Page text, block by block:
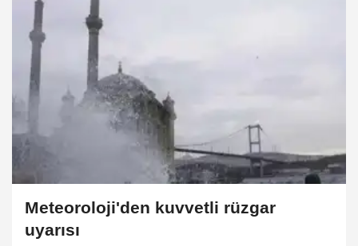
Meteoroloji'den kuvvetli rüzgar
uyarısı